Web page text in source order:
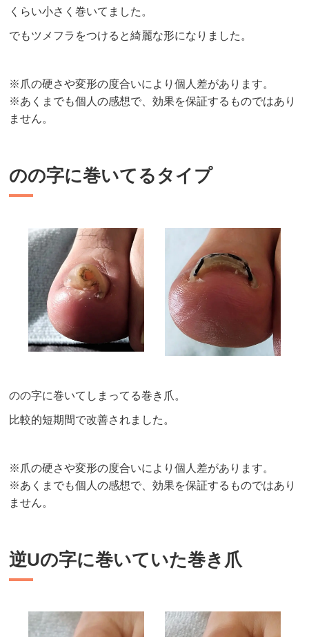
くらい小さく巻いてました。
でもツメフラをつけると綺麗な形になりました。
※爪の硬さや変形の度合いにより個人差があります。
※あくまでも個人の感想で、効果を保証するものではあり
ません。
のの字に巻いてるタイプ
のの字に巻いてしまってる巻き爪。
比較的短期間で改善されました。
※爪の硬さや変形の度合いにより個人差があります。
※あくまでも個人の感想で、効果を保証するものではあり
ません。
逆Uの字に巻いていた巻き爪